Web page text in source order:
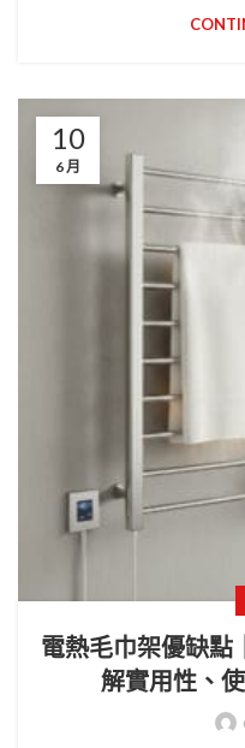
10
6 月
電熱毛巾架優缺點
解實用性、